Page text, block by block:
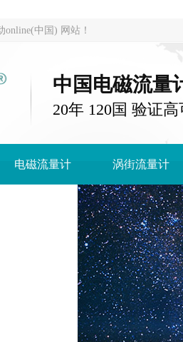
中国) 网站！
中国电磁流量
20年 120国 验证高
电磁流量计 涡街流量计